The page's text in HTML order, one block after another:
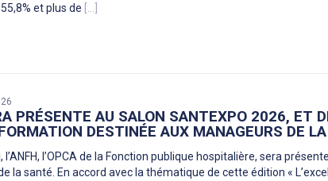
et plus de [...]
PRÉSENTE AU SALON SANTEXPO 2026, ET
DESTINÉE AUX MANAGEURS DE
l’ANFH, l’OPCA de la Fonction publique hospitalière, sera
la santé. En accord avec la thématique de cette édition «